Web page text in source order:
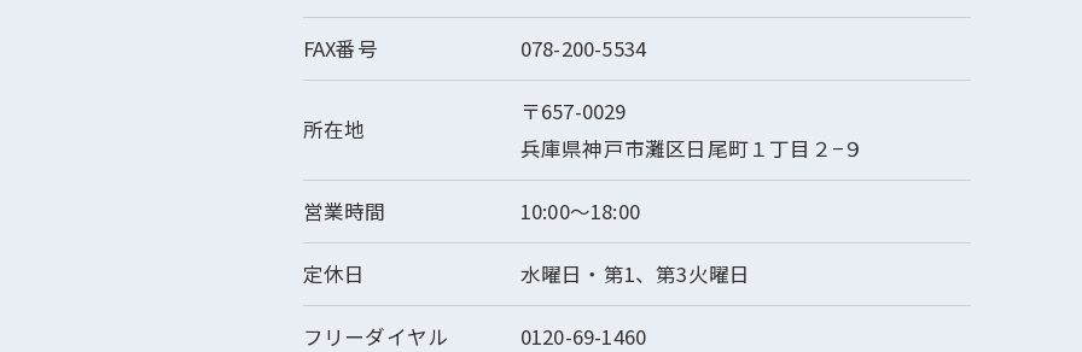
FAX番号 078-200-5534
所在地
〒657-0029
兵庫県神戸市灘区日尾町１丁目２−９
営業時間 10:00～18:00
定休日 水曜日・第1、第3火曜日
フリーダイヤル 0120-69-1460